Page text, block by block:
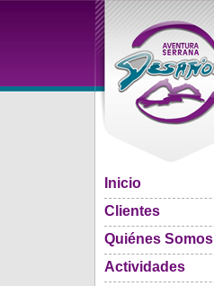
Inicio
Clientes
Quiénes Somos
Actividades